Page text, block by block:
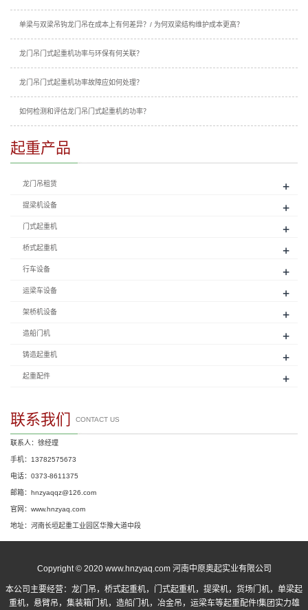
单梁与双梁吊钩龙门吊在成本上有何差异？/ 为何双梁结构维护成本更高？
龙门吊门式起重机功率与环保有何关联？
龙门吊门式起重机功率故障应如何处理？
如何检测和评估龙门吊门式起重机的功率？
起重产品
龙门吊租赁 +
提梁机设备 +
门式起重机 +
桥式起重机 +
行车设备 +
运梁车设备 +
架桥机设备 +
造船门机 +
铸造起重机 +
起重配件 +
联系我们 CONTACT US
联系人：徐经理
手机：13782575673
电话：0373-8611375
邮箱：hnzyaqqz@126.com
官网：www.hnzyaq.com
地址：河南长垣起重工业园区华豫大道中段
Copyright © 2020 www.hnzyaq.com 河南中原奥起实业有限公司
本公司主要经营： 龙门吊 ， 桥式起重机， 门式起重机，提梁机，货场门机，单梁起
重机，悬臂吊，集装箱门机，造船门机，冶金吊，运梁车等起重配件!集团实力雄